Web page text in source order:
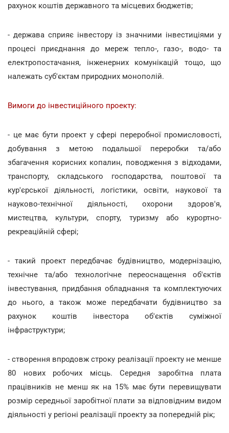
рахунок коштів державного та місцевих бюджетів;
- держава сприяє інвестору із значними інвестиціями у
процесі приєднання до мереж тепло-, газо-, водо- та
електропостачання, інженерних комунікацій тощо, що
належать суб'єктам природних монополій.
Вимоги до інвестиційного проекту:
- це має бути проект у сфері переробної промисловості,
добування з метою подальшої переробки та/або
збагачення корисних копалин, поводження з відходами,
транспорту, складського господарства, поштової та
кур'єрської діяльності, логістики, освіти, наукової та
науково-технічної діяльності, охорони здоров'я,
мистецтва, культури, спорту, туризму або курортно-
рекреаційній сфері;
- такий проект передбачає будівництво, модернізацію,
технічне та/або технологічне переоснащення об'єктів
інвестування, придбання обладнання та комплектуючих
до нього, а також може передбачати будівництво за
рахунок коштів інвестора об'єктів суміжної
інфраструктури;
- створення впродовж строку реалізації проекту не менше
80 нових робочих місць. Середня заробітна плата
працівників не менш як на 15% має бути перевищувати
розмір середньої заробітної плати за відповідним видом
діяльності у регіоні реалізації проекту за попередній рік;